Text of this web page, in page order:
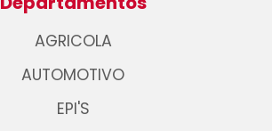
AGRICOLA
AUTOMOTIVO
EPI'S